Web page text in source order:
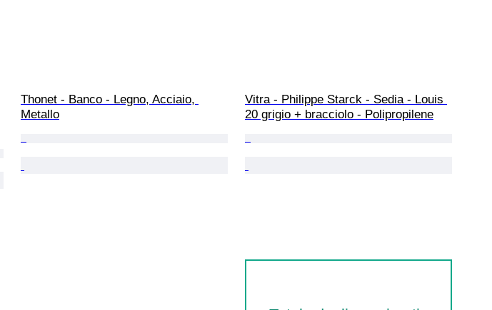
Thonet - Banco - Legno, Acciaio,
Metallo
Vitra - Philippe Starck - Sedia - Louis
20 grigio + bracciolo - Polipropilene